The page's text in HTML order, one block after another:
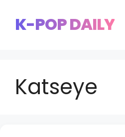
contenido
K-POP DAILY
Katseye